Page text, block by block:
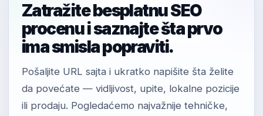
Zatražite besplatnu SEO
procenu i saznajte šta prvo
ima smisla popraviti.
Pošaljite URL sajta i ukratko napišite šta želite
da povećate — vidljivost, upite, lokalne pozicije
ili prodaju. Pogledaćemo najvažnije tehničke,